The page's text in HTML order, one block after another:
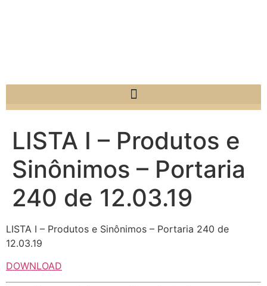
LISTA I – Produtos e
Sinônimos – Portaria
240 de 12.03.19
LISTA I – Produtos e Sinônimos – Portaria 240 de
12.03.19
DOWNLOAD